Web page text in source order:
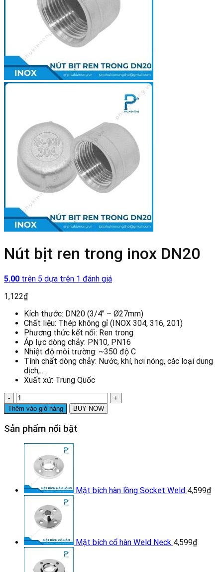
Nút bịt ren trong inox DN20
5.00 trên 5 dựa trên 1 đánh giá
1,122₫
Kích thước: DN20 (3/4″ – Ø27mm)
Chất liệu: Thép không gỉ (INOX 304, 316, 201)
Phương thức kết nối: Ren trong
Áp lực dòng chảy: PN10, PN16
Nhiệt độ môi trường: ~350 độ C
Tính chất dòng chảy: Nước, khí, hơi nóng, các loại dung
dịch,…
Xuất xứ: Trung Quốc
Nút
bịt
ren
trong
inox
DN20
lượng
Thêm vào giỏ hàng BUY NOW
Sản phẩm nổi bật
Mặt bích hàn lồng Socket Weld 4,599₫
Mặt bích cổ hàn Weld Neck 4,599₫